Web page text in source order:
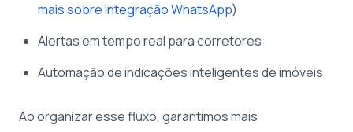
mais sobre integração WhatsApp)
Alertas em tempo real para corretores
Automação de indicações inteligentes de imóveis
Ao organizar esse fluxo, garantimos mais